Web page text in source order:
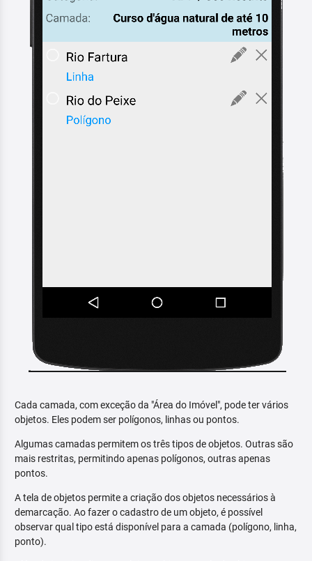
Cada camada, com exceção da "Área do Imóvel", pode ter vários
objetos. Eles podem ser polígonos, linhas ou pontos.
Algumas camadas permitem os três tipos de objetos. Outras são
mais restritas, permitindo apenas polígonos, outras apenas
pontos.
A tela de objetos permite a criação dos objetos necessários à
demarcação. Ao fazer o cadastro de um objeto, é possível
observar qual tipo está disponível para a camada (polígono, linha,
ponto).